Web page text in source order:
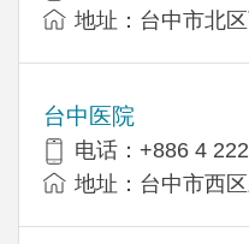
地址：台中市北
台中医院
电话：+886 4
地址：台中市西